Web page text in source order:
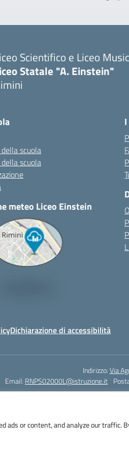
ads or content, and analyze our traffic.
Scientifico e Liceo
Statale "A. Einstein"
scuola
scuola
meteo Liceo Einstein
Dichiarazione di accessibilità
Indirizzo:Via
Email: RNPS02000L@istruzione.it
- 47923 Rimini - Tel. +39 0541